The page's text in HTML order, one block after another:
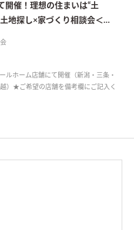
開催！理想の住まいは“土
地探し×家づくり相談会＜予
ルホーム店舗にて開催（新潟・三条・
）★ご希望の店舗を備考欄にご記入く